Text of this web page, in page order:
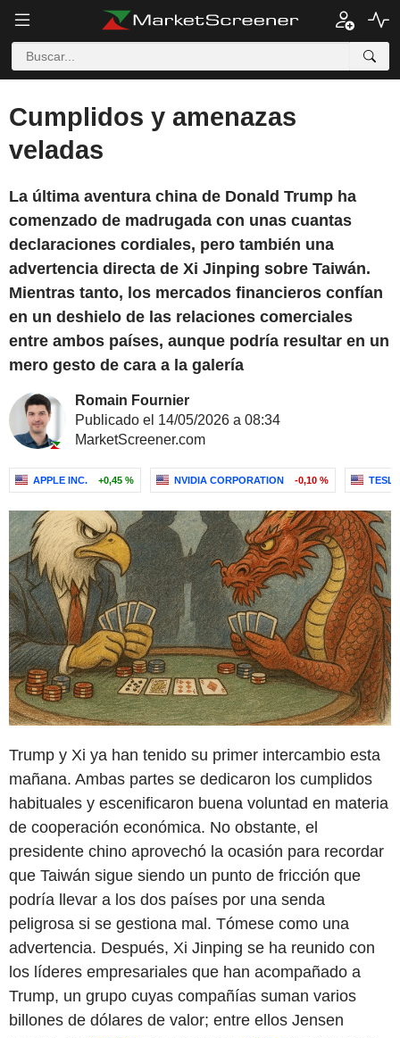
Cumplidos y amenazas
veladas
La última aventura china de Donald Trump ha
comenzado de madrugada con unas cuantas
declaraciones cordiales, pero también una
advertencia directa de Xi Jinping sobre Taiwán.
Mientras tanto, los mercados financieros confían
en un deshielo de las relaciones comerciales
entre ambos países, aunque podría resultar en un
mero gesto de cara a la galería
Romain Fournier
Publicado el 14/05/2026 a 08:34
MarketScreener.com
APPLE INC. +0,45 % NVIDIA CORPORATION -0,10 %
Trump y Xi ya han tenido su primer intercambio esta
mañana. Ambas partes se dedicaron los cumplidos
habituales y escenificaron buena voluntad en materia
de cooperación económica. No obstante, el
presidente chino aprovechó la ocasión para recordar
que Taiwán sigue siendo un punto de fricción que
podría llevar a los dos países por una senda
peligrosa si se gestiona mal. Tómese como una
advertencia. Después, Xi Jinping se ha reunido con
los líderes empresariales que han acompañado a
Trump, un grupo cuyas compañías suman varios
billones de dólares de valor; entre ellos Jensen